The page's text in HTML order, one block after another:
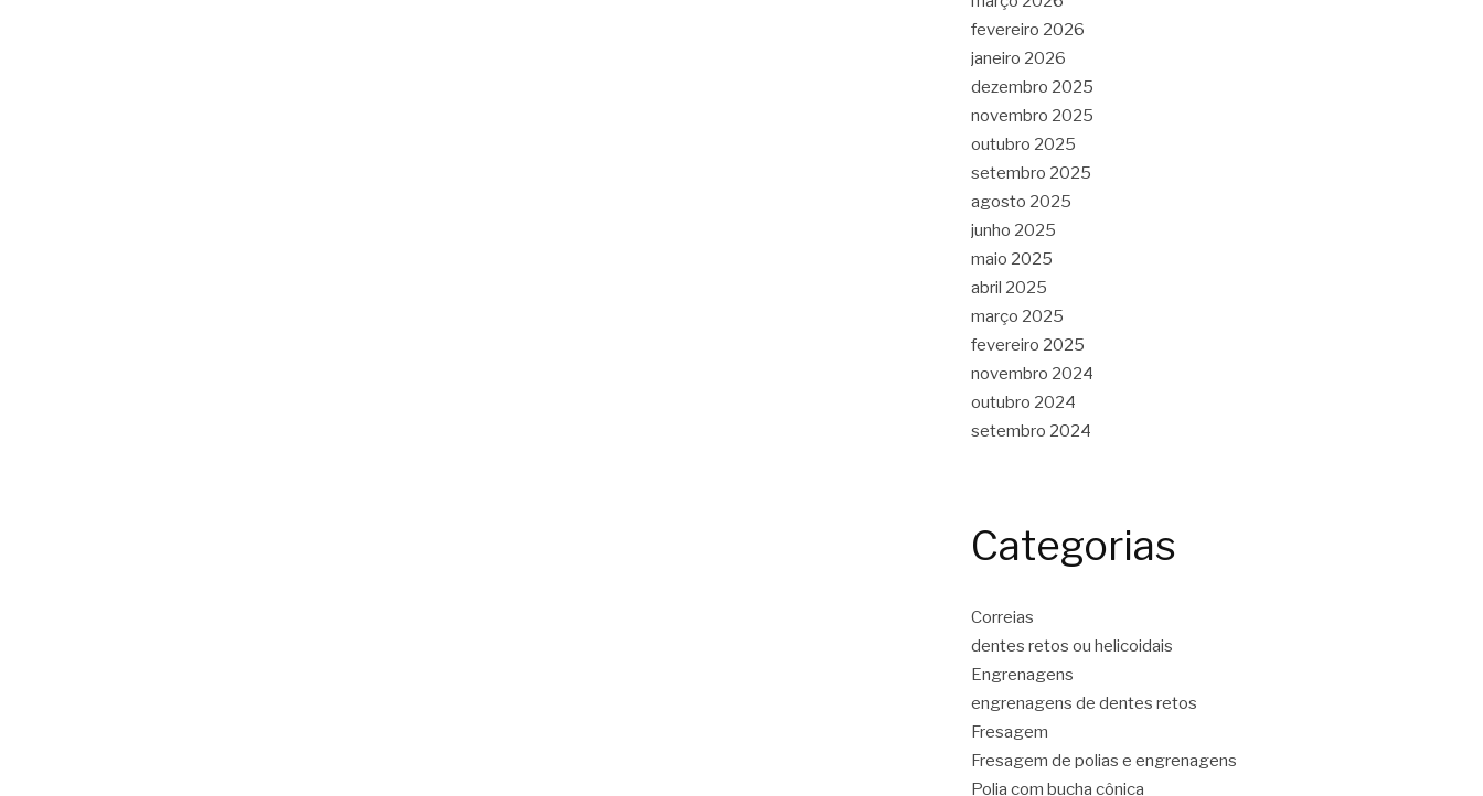
fevereiro 2026
janeiro 2026
dezembro 2025
novembro 2025
outubro 2025
setembro 2025
agosto 2025
junho 2025
maio 2025
abril 2025
março 2025
fevereiro 2025
novembro 2024
outubro 2024
setembro 2024
Categorias
Correias
dentes retos ou helicoidais
Engrenagens
engrenagens de dentes retos
Fresagem
Fresagem de polias e engrenagens
Polia com bucha cônica